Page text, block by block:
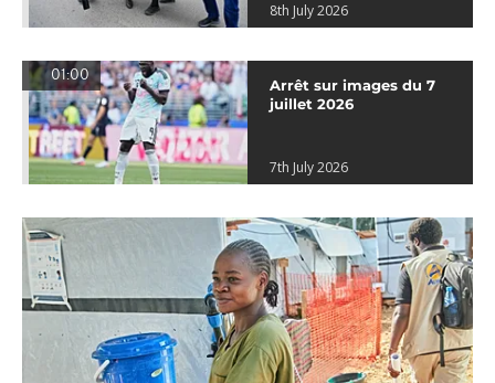
8th July 2026
01:00
Arrêt sur images du 7
juillet 2026
7th July 2026